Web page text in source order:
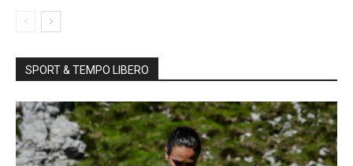
SPORT & TEMPO LIBERO